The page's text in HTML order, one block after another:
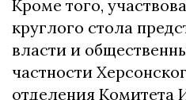
Кроме того,
круглого стола
власти и
частности
отделения Комитета